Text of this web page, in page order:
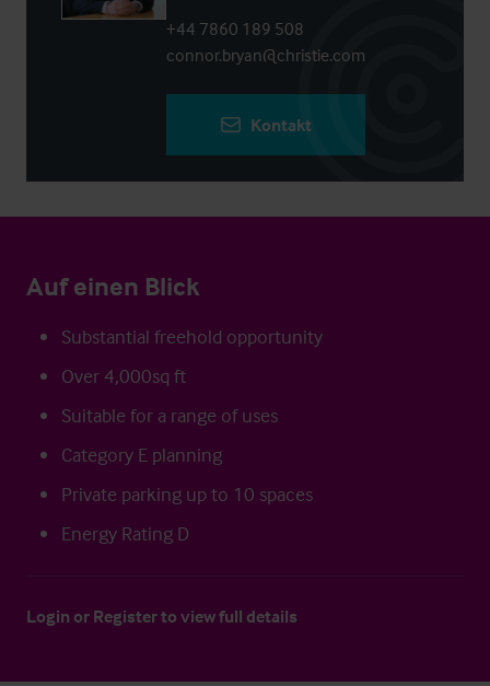
+44 7860 189 508
connor.bryan@christie.com
Kontakt
Auf einen Blick
Substantial freehold opportunity
Over 4,000sq ft
Suitable for a range of uses
Category E planning
Private parking up to 10 spaces
Energy Rating D
Login or Registerto view full details